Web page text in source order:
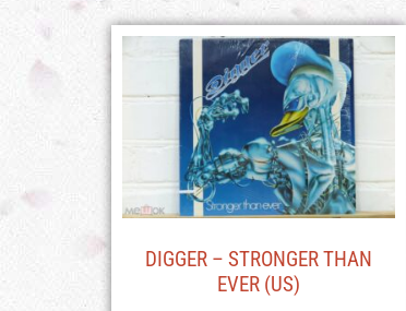
DIGGER – STRONGER THAN
EVER (US)